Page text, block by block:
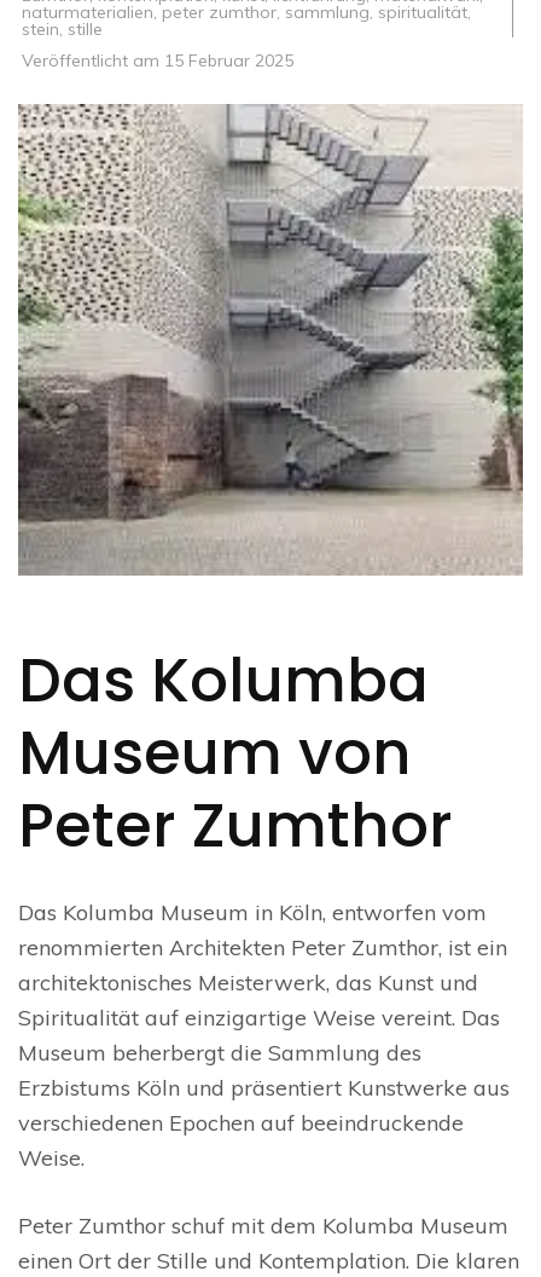
naturmaterialien,peter zumthor, sammlung, spiritualität,
stein, stille
Veröffentlicht am 15 Februar 2025
Das Kolumba
Museum von
Peter Zumthor
Das Kolumba Museum in Köln, entworfen vom
renommierten Architekten Peter Zumthor, ist ein
architektonisches Meisterwerk, das Kunst und
Spiritualität auf einzigartige Weise vereint. Das
Museum beherbergt die Sammlung des
Erzbistums Köln und präsentiert Kunstwerke aus
verschiedenen Epochen auf beeindruckende
Weise.
Peter Zumthor schuf mit dem Kolumba Museum
einen Ort der Stille und Kontemplation. Die klaren